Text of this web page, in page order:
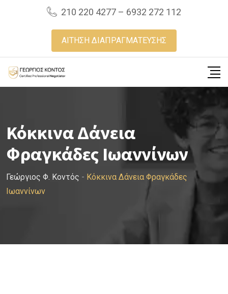
210 220 4277 – 6932 272 112
ΑΙΤΗΣΗ ΔΙΑΠΡΑΓΜΑΤΕΥΣΗΣ
Κόκκινα Δάνεια
Φραγκάδες Ιωαννίνων
Γεώργιος Φ. Κοντός - Κόκκινα Δάνεια Φραγκάδες
Ιωαννίνων